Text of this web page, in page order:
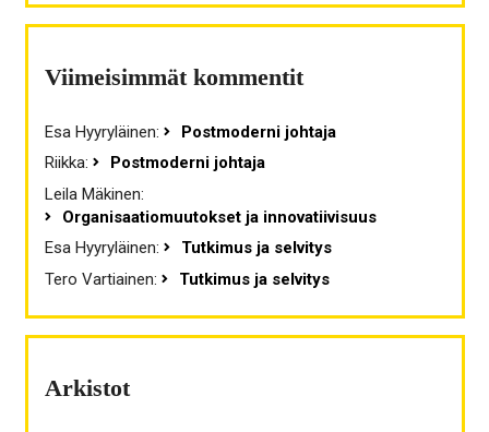
Viimeisimmät kommentit
Esa Hyyryläinen:
Postmoderni johtaja
Riikka:
Postmoderni johtaja
Leila Mäkinen:
Organisaatiomuutokset ja innovatiivisuus
Esa Hyyryläinen:
Tutkimus ja selvitys
Tero Vartiainen: Tutkimus ja selvitys
Arkistot